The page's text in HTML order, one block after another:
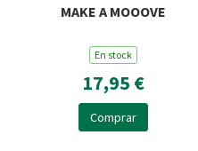
MAKE A MOOOVE
En stock
17,95 €
Comprar